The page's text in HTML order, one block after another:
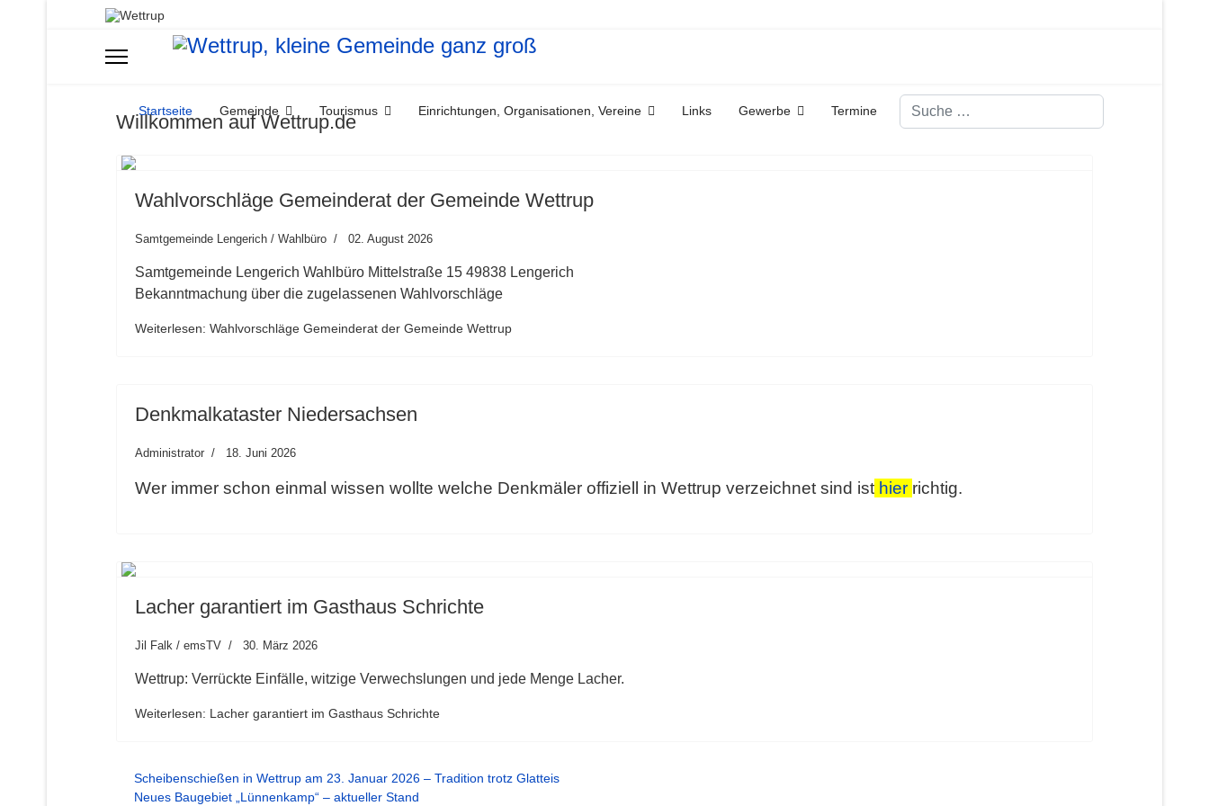
Startseite Gemeinde Tourismus Einrichtungen, Organisationen, Vereine Links Gewerbe Termine
Suchen
Willkommen auf Wettrup.de
Wahlvorschläge Gemeinderat der Gemeinde Wettrup
Samtgemeinde Lengerich / Wahlbüro 02. August 2026
Samtgemeinde Lengerich Wahlbüro Mittelstraße 15 49838 Lengerich
Bekanntmachung über die zugelassenen Wahlvorschläge
Weiterlesen: Wahlvorschläge Gemeinderat der Gemeinde Wettrup
Denkmalkataster Niedersachsen
Administrator 18. Juni 2026
Wer immer schon einmal wissen wollte welche Denkmäler offiziell in Wettrup verzeichnet sind ist hier richtig.
Lacher garantiert im Gasthaus Schrichte
Jil Falk / emsTV 30. März 2026
Wettrup: Verrückte Einfälle, witzige Verwechslungen und jede Menge Lacher.
Weiterlesen: Lacher garantiert im Gasthaus Schrichte
Scheibenschießen in Wettrup am 23. Januar 2026 – Tradition trotz Glatteis
Neues Baugebiet „Lünnenkamp“ – aktueller Stand